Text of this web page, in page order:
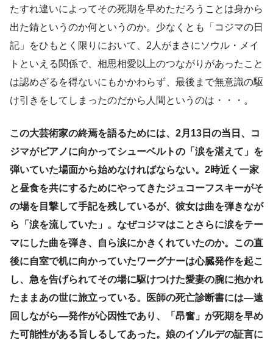
たすれ違いによってその死期を早めただろうことは身から
出た錆というのか何というのか。少なくとも「コジマの日
記」をひもとく限りにおいて、2人がまさにソウル・メイ
トといえる関係で、相思相愛以上のつながりがあったこと
は認めざるを得ないにもかかわらず、最後まで無意識の駆
け引きをしてしまったのだから人間というのは・・・。
この大芸術家の終焉を語るためには、2月13日の当日、コ
ジマがピアノに向かってシューベルトの「涙を湛えて」を
弾いていた場面から始めなければならない。2時近く一家
と昼食を共にするためにやってきたジュコーフスキーがそ
の場を目撃して手記を残しているが、彼女は曲を弾きなが
ら「涙を流していた」。なぜコジマはことさらに涙をテー
マにした曲を弾き、自ら涙にかきくれていたのか。この直
後に自室で机に向かっていたワーグナーは心臓発作を起こ
し、急を告げられてその場に駆けつけた愛妻の腕に抱かれ
たままあの世に旅立っている。医師の死亡診断書には―遠
回しながら―発作が心因性であり、「昂奮」が死期を早め
た可能性がある旨しるしてあった。娘のイゾルデの証言に